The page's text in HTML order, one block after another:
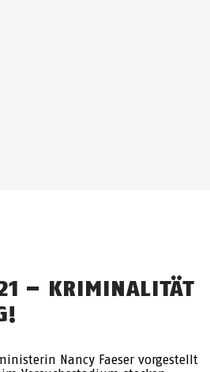
– KRIMINALITÄT
Nancy Faeser vorgestellt